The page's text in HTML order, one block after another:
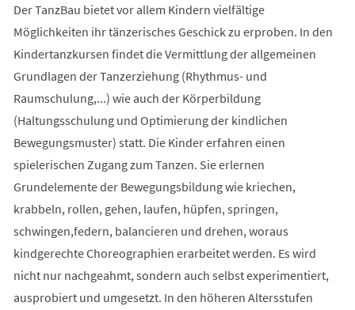
Der TanzBau bietet vor allem Kindern vielfältige
Möglichkeiten ihr tänzerisches Geschick zu erproben. In den
Kindertanzkursen findet die Vermittlung der allgemeinen
Grundlagen der Tanzerziehung (Rhythmus- und
Raumschulung,...) wie auch der Körperbildung
(Haltungsschulung und Optimierung der kindlichen
Bewegungsmuster) statt. Die Kinder erfahren einen
spielerischen Zugang zum Tanzen. Sie erlernen
Grundelemente der Bewegungsbildung wie kriechen,
krabbeln, rollen, gehen, laufen, hüpfen, springen,
schwingen,federn, balancieren und drehen, woraus
kindgerechte Choreographien erarbeitet werden. Es wird
nicht nur nachgeahmt, sondern auch selbst experimentiert,
ausprobiert und umgesetzt. In den höheren Altersstufen